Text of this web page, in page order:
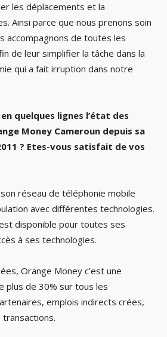
les déplacements et la
Ainsi parce que nous prenons soin
accompagnons de toutes les
de leur simplifier la tâche dans la
qui a fait irruption dans notre
quelques lignes l’état des
Money Cameroun depuis sa
? Etes-vous satisfait de vos
réseau de téléphonie mobile
avec différentes technologies.
disponible pour toutes ses
à ses technologies.
Orange Money c’est une
plus de 30% sur tous les
emplois indirects crées,